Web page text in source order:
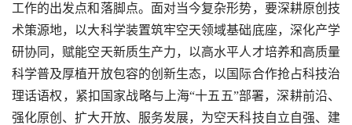
工作的出发点和落脚点。面对当今复杂形势，要深耕原创技
术策源地，以大科学装置筑牢空天领域基础底座，深化产学
研协同，赋能空天新质生产力，以高水平人才培养和高质量
科学普及厚植开放包容的创新生态，以国际合作抢占科技治
理话语权，紧扣国家战略与上海“十五五”部署，深耕前沿、
强化原创、扩大开放、服务发展，为空天科技自立自强、建